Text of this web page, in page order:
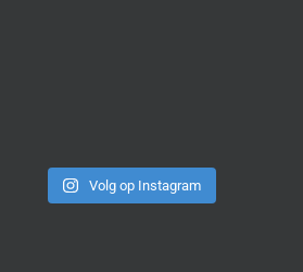
Volg op Instagram